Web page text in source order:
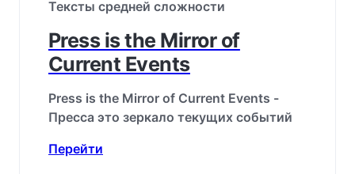
Тексты средней сложности
Press is the Mirror of
Current Events
Press is the Mirror of Current Events -
Пресса это зеркало текущих событий
Перейти